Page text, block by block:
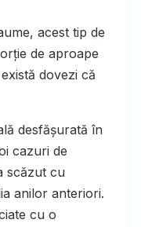
acest tip de
de aproape
dovezi că
desfășurată în
cazuri de
scăzut cu
anilor anteriori.
cu o